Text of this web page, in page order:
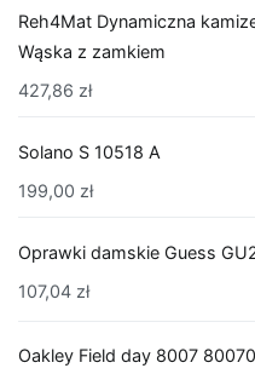
Reh4Mat Dynamiczna
Wąska z zamkiem
427,86 zł
Solano S 10518 A
199,00 zł
Oprawki damskie Guess
107,04 zł
Oakley Field day 8007